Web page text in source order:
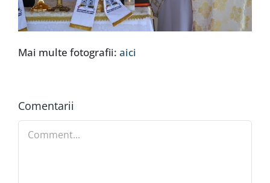
Mai multe fotografii: aici
Comentarii
Comment